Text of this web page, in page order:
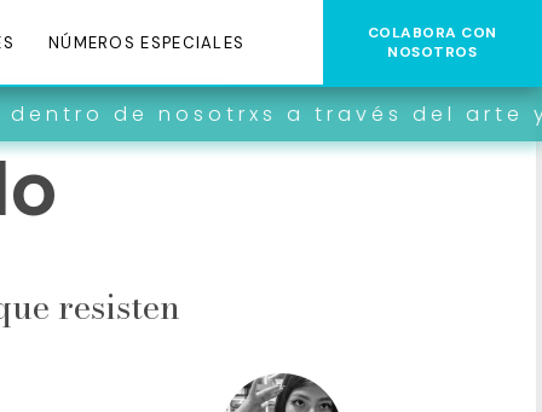
NÚMEROS ESPECIALES
COLABORA CON
NOSOTROS
de nosotrxs a través del arte y la
resisten